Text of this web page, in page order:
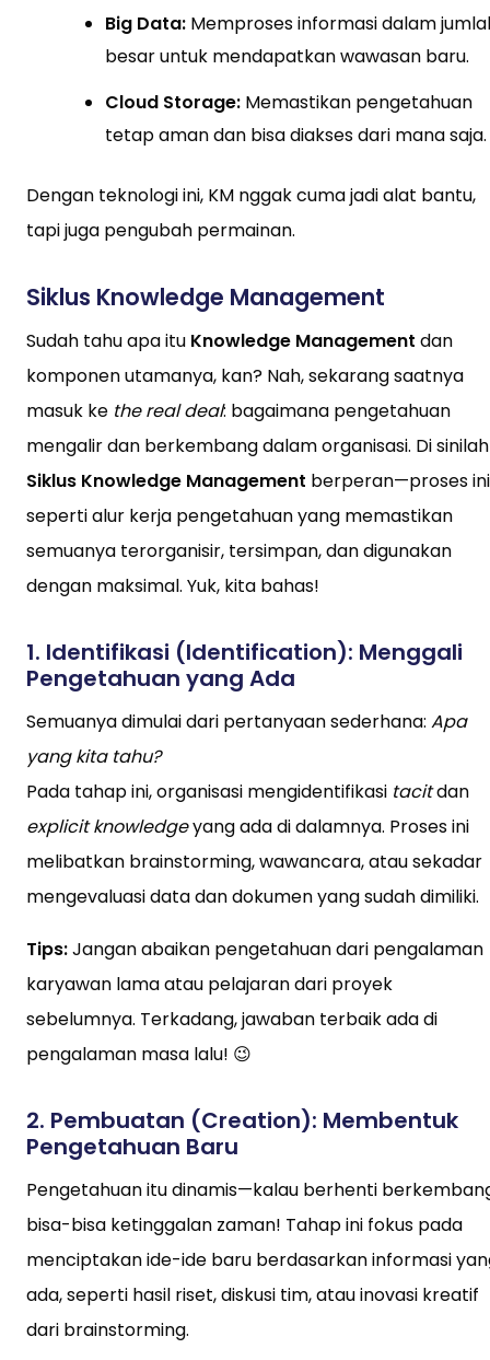
Big Data: Memproses informasi dalam
besar untuk mendapatkan wawasan baru.
Cloud Storage: Memastikan pengetahuan
tetap aman dan bisa diakses dari mana saja.
Dengan teknologi ini, KM nggak cuma jadi alat bantu,
tapi juga pengubah permainan.
Siklus Knowledge Management
Sudah tahu apa itu Knowledge Management dan
komponen utamanya, kan? Nah, sekarang saatnya
masuk ke the real deal: bagaimana pengetahuan
mengalir dan berkembang dalam organisasi. Di sinilah
Siklus Knowledge Management berperan—proses ini
seperti alur kerja pengetahuan yang memastikan
semuanya terorganisir, tersimpan, dan digunakan
dengan maksimal. Yuk, kita bahas!
1. Identifikasi (Identification): Menggali
Pengetahuan yang Ada
Semuanya dimulai dari pertanyaan sederhana: Apa
yang kita tahu?
Pada tahap ini, organisasi mengidentifikasi tacitdan
explicit knowledgeyang ada di dalamnya. Proses ini
melibatkan brainstorming, wawancara, atau sekadar
mengevaluasi data dan dokumen yang sudah dimiliki.
Tips:Jangan abaikan pengetahuan dari pengalaman
karyawan lama atau pelajaran dari proyek
sebelumnya. Terkadang, jawaban terbaik ada di
pengalaman masa lalu! 😉
2. Pembuatan (Creation): Membentuk
Pengetahuan Baru
Pengetahuan itu dinamis—kalau berhenti
bisa-bisa ketinggalan zaman! Tahap ini fokus pada
menciptakan ide-ide baru berdasarkan informasi
ada, seperti hasil riset, diskusi tim, atau inovasi kreatif
dari brainstorming.